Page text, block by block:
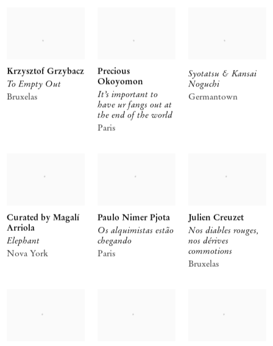
To Empty Out
Krzysztof Grzybacz
Bruxelas
It’s important to
have ur fangs out at
the end of the world
Precious
Okoyomon
Paris
Syotatsu & Kansai
Noguchi
Germantown
Elephant
Curated by Magalí
Arriola
Nova York
Os alquimistas estão
chegando
Paulo Nimer Pjota
Paris
Nos diables rouges,
nos dérives
commotions
Julien Creuzet
Bruxelas